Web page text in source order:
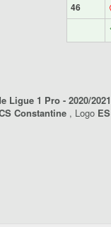
46
Ligue 1 Pro - 2020/2021
Constantine , Logo